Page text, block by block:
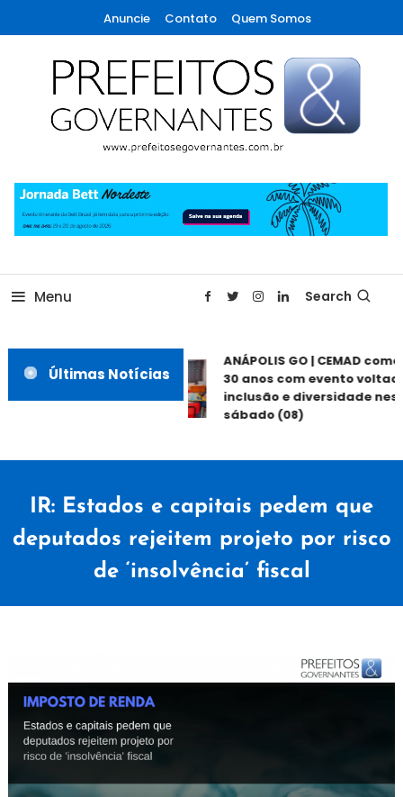
To
Content
Anuncie Contato Quem Somos
Prefeitos & Governantes
Menu Search
Últimas Notícias
ANÁPOLIS GO | CEMAD
30 anos com evento voltado
inclusão e diversidade neste
sábado (08)
IR: Estados e capitais pedem que
deputados rejeitem projeto por risco
de ‘insolvência’ fiscal